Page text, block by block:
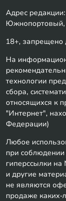
Адрес
Южнопортовый,
18+, запрещено
На
технологии
сбора,
относящихся к
"Интернет",
Федерации)
Любое
при
гиперссылки на
и другие
не являются
продаже каких-